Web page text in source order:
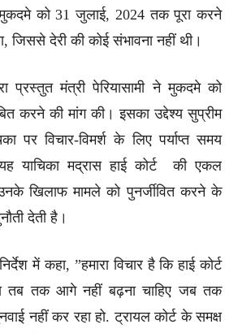
मुकदमे को 31 जुलाई, 2024 तक पूरा करने
जिससे देरी की कोई संभावना नहीं थी।
प्रस्तुत मंत्री पेरियासामी ने मुकदमे को
करने की मांग की। इसका उद्देश्य सुप्रीम
पर विचार-विमर्श के लिए पर्याप्त समय
याचिका मद्रास हाई कोर्ट की एकल
उनके खिलाफ मामले को पुनर्जीवित करने के
देती है।
में कहा, ”हमारा विचार है कि हाई कोर्ट
तब तक आगे नहीं बढ़ना चाहिए जब तक
नहीं कर रहा हो. ट्रायल कोर्ट के समक्ष